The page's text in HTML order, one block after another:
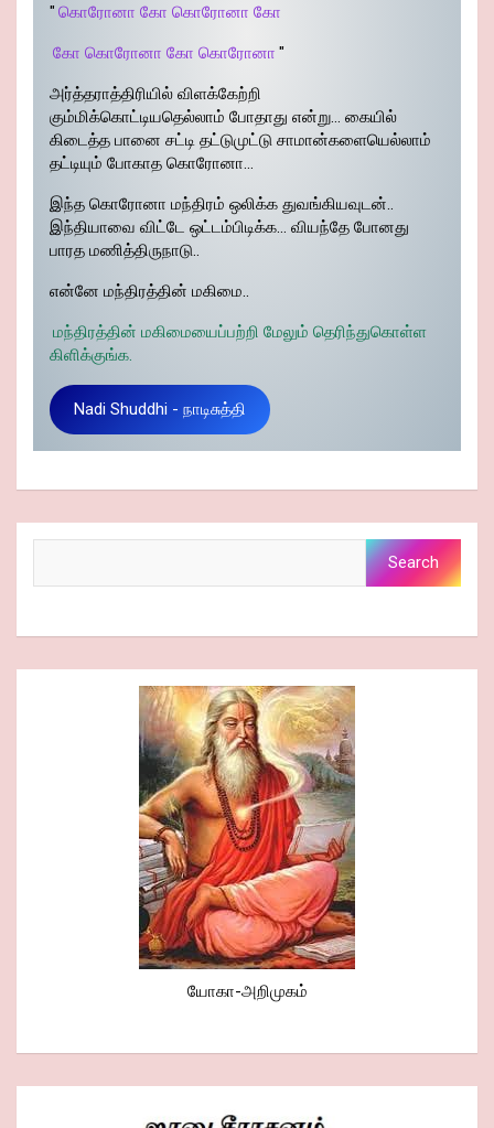
" கொரோனா கோ கொரோனா கோ
கோ கொரோனா கோ கொரோனா "
அர்த்தராத்திரியில் விளக்கேற்றி
கும்மிக்கொட்டியதெல்லாம் போதாது என்று… கையில்
கிடைத்த பானை சட்டி தட்டுமுட்டு சாமான்களையெல்லாம்
தட்டியும் போகாத கொரோனா…
இந்த கொரோனா மந்திரம் ஒலிக்க துவங்கியவுடன்..
இந்தியாவை விட்டே ஒட்டம்பிடிக்க… வியந்தே போனது
பாரத மணித்திருநாடு..
என்னே மந்திரத்தின் மகிமை..
மந்திரத்தின் மகிமையைப்பற்றி மேலும் தெரிந்துகொள்ள
கிளிக்குங்க.
Nadi Shuddhi - நாடிசுத்தி
Search
யோகா-அறிமுகம்